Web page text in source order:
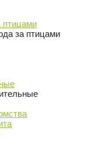
птицами
за птицами